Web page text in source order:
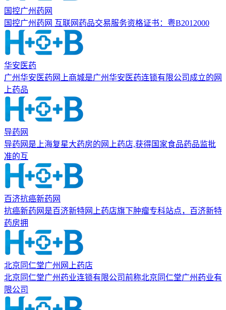
国控广州药网
国控广州药网 互联网药品交易服务资格证书：粤B2012000
华安医药
广州华安医药网上商城是广州华安医药连锁有限公司成立的网
上药品
导药网
导药网是上海复星大药房的网上药店,获得国家食品药品监批
准的互
百济抗癌新药网
抗癌新药网是百济新特网上药店旗下肿瘤专科站点，百济新特
药房拥
北京同仁堂广州网上药店
北京同仁堂广州药业连锁有限公司前称北京同仁堂广州药业有
限公司